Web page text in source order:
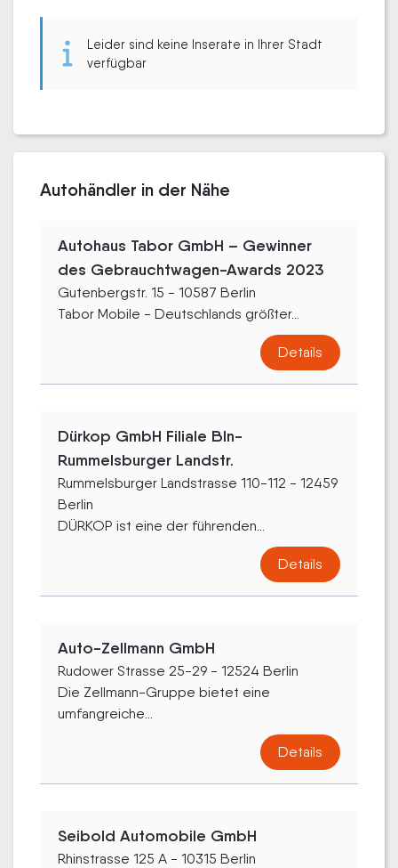
Leider sind keine Inserate in Ihrer Stadt
verfügbar
Autohändler in der Nähe
Autohaus Tabor GmbH – Gewinner
des Gebrauchtwagen-Awards 2023
Gutenbergstr. 15 - 10587 Berlin
Tabor Mobile - Deutschlands größter...
Details
Dürkop GmbH Filiale Bln-
Rummelsburger Landstr.
Rummelsburger Landstrasse 110-112 - 12459
Berlin
DÜRKOP ist eine der führenden...
Details
Auto-Zellmann GmbH
Rudower Strasse 25-29 - 12524 Berlin
Die Zellmann-Gruppe bietet eine
umfangreiche...
Details
Seibold Automobile GmbH
Rhinstrasse 125 A - 10315 Berlin